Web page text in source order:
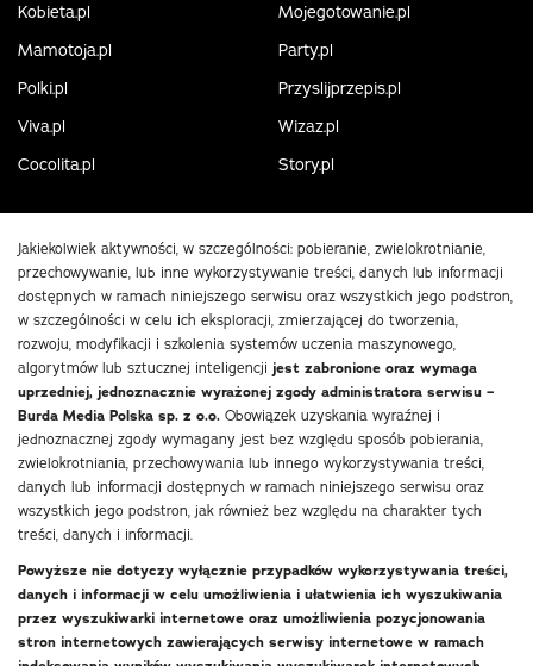
Kobieta.pl
Mojegotowanie.pl
Mamotoja.pl
Party.pl
Polki.pl
Przyslijprzepis.pl
Viva.pl
Wizaz.pl
Cocolita.pl
Story.pl
Jakiekolwiek aktywności, w szczególności: pobieranie, zwielokrotnianie,
przechowywanie, lub inne wykorzystywanie treści, danych lub informacji
dostępnych w ramach niniejszego serwisu oraz wszystkich jego podstron,
w szczególności w celu ich eksploracji, zmierzającej do tworzenia,
rozwoju, modyfikacji i szkolenia systemów uczenia maszynowego,
algorytmów lub sztucznej inteligencji jest zabronione oraz wymaga
uprzedniej, jednoznacznie wyrażonej zgody administratora serwisu –
Burda Media Polska sp. z o.o. Obowiązek uzyskania wyraźnej i
jednoznacznej zgody wymagany jest bez względu sposób pobierania,
zwielokrotniania, przechowywania lub innego wykorzystywania treści,
danych lub informacji dostępnych w ramach niniejszego serwisu oraz
wszystkich jego podstron, jak również bez względu na charakter tych
treści, danych i informacji.
Powyższe nie dotyczy wyłącznie przypadków wykorzystywania treści,
danych i informacji w celu umożliwienia i ułatwienia ich wyszukiwania
przez wyszukiwarki internetowe oraz umożliwienia pozycjonowania
stron internetowych zawierających serwisy internetowe w ramach